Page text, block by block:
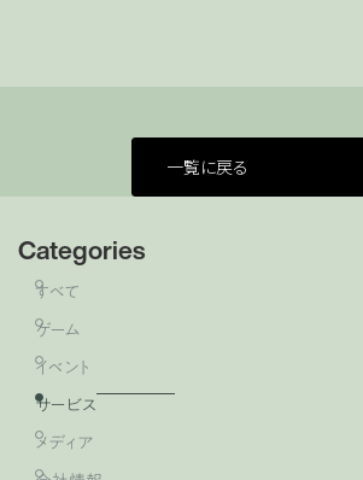
Categories
すべて
ゲーム
イベント
サービス
メディア
一覧に戻る